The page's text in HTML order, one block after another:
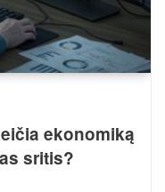
ekonomiką
sritis?